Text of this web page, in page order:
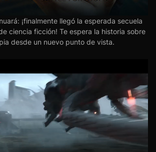
¡finalmente llegó la esperada secuela
ciencia ficción! Te espera la historia sobre
desde un nuevo punto de vista.